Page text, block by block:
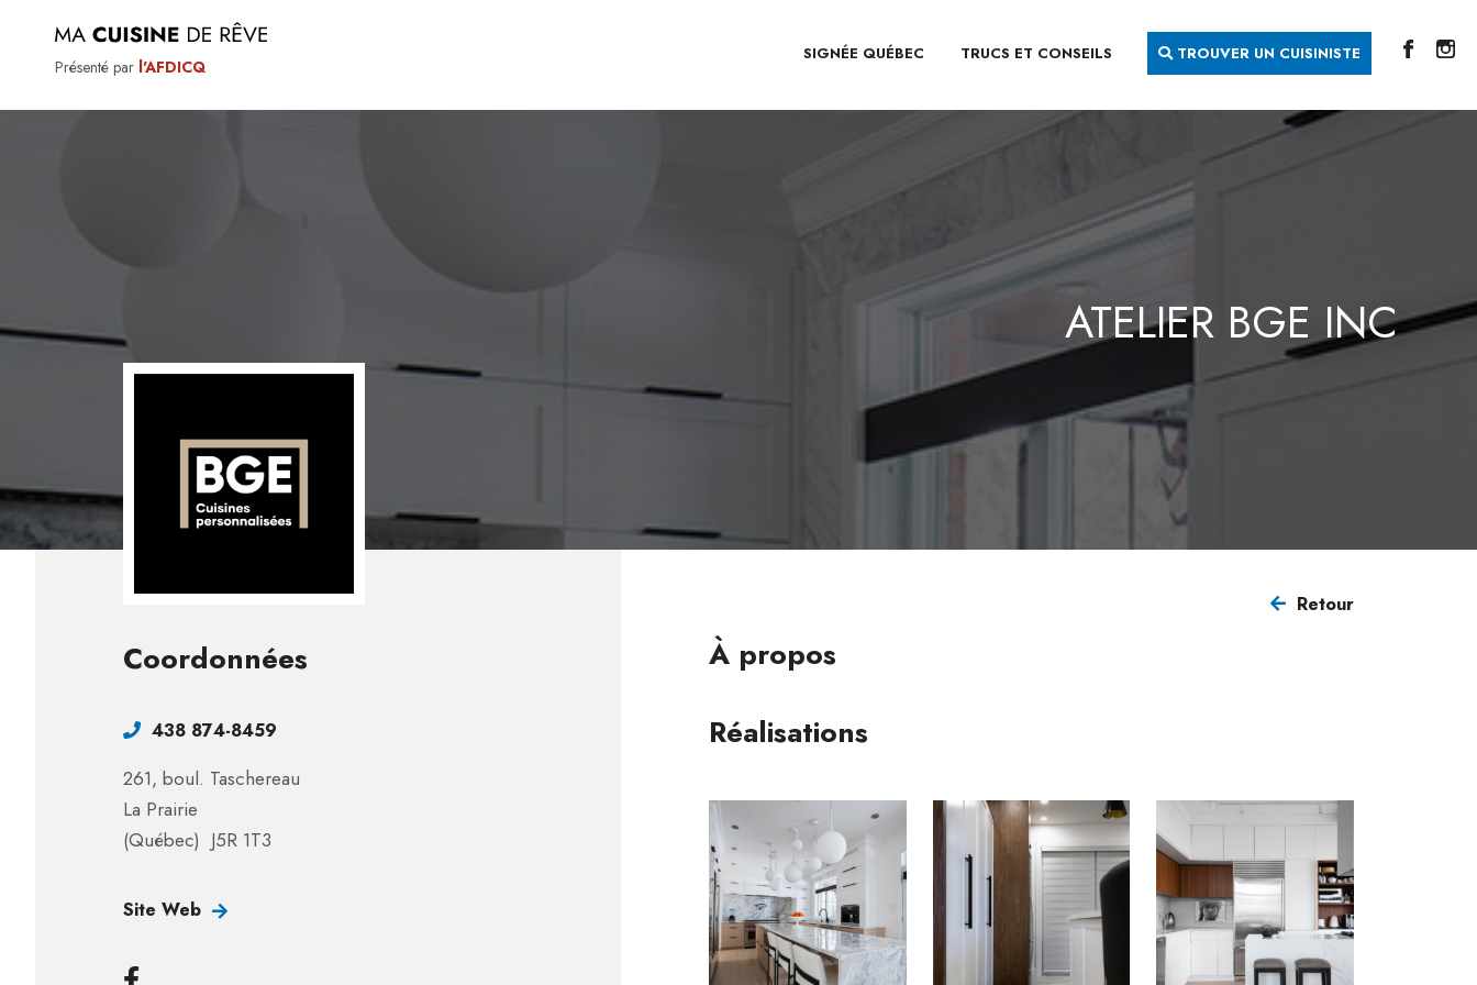
Présenté par l'AFDICQ
SIGNÉE QUÉBEC TRUCS ET CONSEILS TROUVER UN CUISINISTE
ATELIER BGE INC
Retour
Coordonnées
438 874-8459
261, boul. Taschereau
La Prairie
(Québec) J5R 1T3
Site Web
À propos
Réalisations